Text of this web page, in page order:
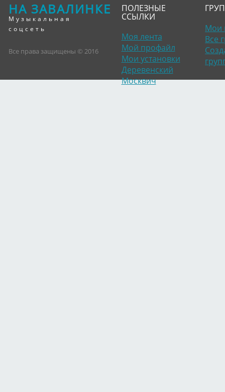
НА ЗАВАЛИНКЕ
Музыкальная
соцсеть
Все права защищены © 2016
ПОЛЕЗНЫЕ
ССЫЛКИ
Моя лента
Мой профайл
Мои установки
Деревенский
Москвич
Мои
Все